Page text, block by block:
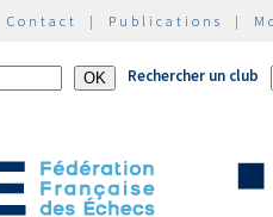
Contact | Publications |
Rechercher un club